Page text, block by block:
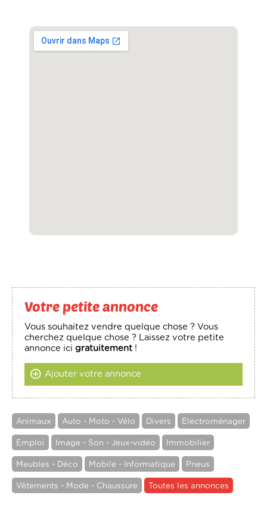
Votre petite annonce
Vous souhaitez vendre quelque chose ? Vous
cherchez quelque chose ? Laissez votre petite
annonce icigratuitement !
Ajouter votre annonce
Animaux Auto - Moto - Vélo Divers Electroménager
Emploi Image - Son - Jeux-vidéo Immobilier
Meubles - Déco Mobile - Informatique Pneus
Vêtements - Mode - Chaussure Toutes les annonces